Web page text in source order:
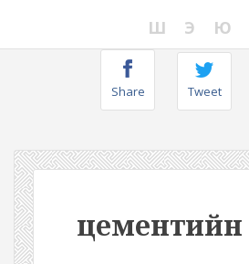
Ш
Э Ю
Share Tweet
цементийн